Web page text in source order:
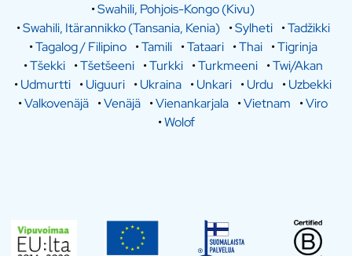
•Swahili, Pohjois-Kongo (Kivu)
•Swahili, Itärannikko (Tansania, Kenia) •Sylheti •Tadžikki
•Tagalog / Filipino •Tamili •Tataari •Thai •Tigrinja
•Tšekki •Tšetšeeni •Turkki •Turkmeeni •Twi/Akan
•Udmurtti •Uiguuri •Ukraina •Unkari •Urdu •Uzbekki
•Valkovenäjä •Venäjä •Vienankarjala •Vietnam •Viro
•Wolof